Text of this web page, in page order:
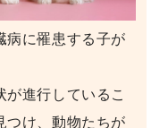
病に罹患する子が
進行しているこ
つけ、動物たちが